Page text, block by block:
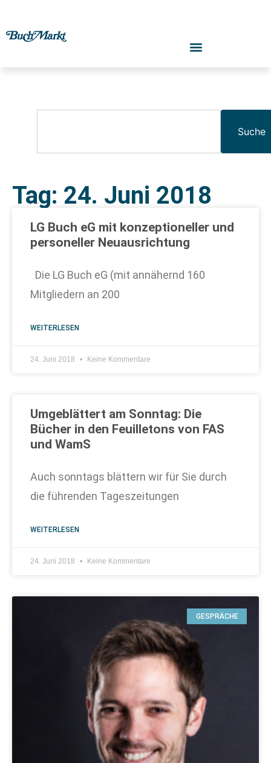
Suche
Tag: 24. Juni 2018
LG Buch eG mit konzeptioneller und
personeller Neuausrichtung
Die LG Buch eG (mit annähernd 160
Mitgliedern an 200
WEITERLESEN
24. Juni 2018 Keine Kommentare
Umgeblättert am Sonntag: Die
Bücher in den Feuilletons von FAS
und WamS
Auch sonntags blättern wir für Sie durch
die führenden Tageszeitungen
WEITERLESEN
24. Juni 2018 Keine Kommentare
GESPRÄCHE